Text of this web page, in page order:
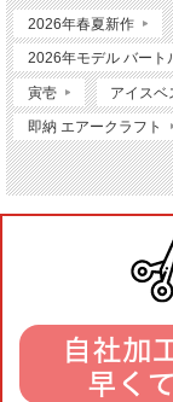
2026年春夏新作
2026年モデル バート
寅壱 アイスベ
即納 エアークラフト